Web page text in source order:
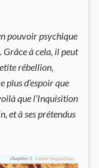
pouvoir psychique
Grâce à cela, il peut
rébellion,
plus d’espoir que
que l’Inquisition
et à ses prétendus